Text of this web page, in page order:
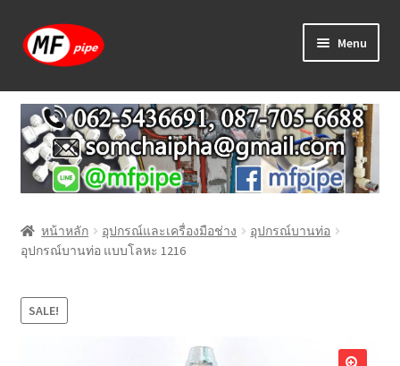
Skip
to
Skip
to
Menu
หน้าแรก
ร้านค้า
วิธีการเดินท่อ PAP
บทความ
แจ้งชำระเงิน
หน้าหลัก อุปกรณ์และเครื่องมือช่าง
อุปกรณ์บานท่อ
อุปกรณ์บานท่อ แบบโลหะ 1216
SALE!